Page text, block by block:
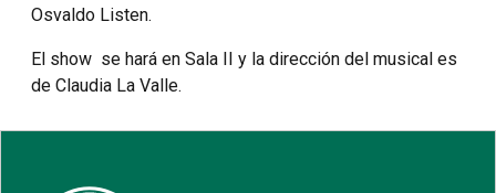
Osvaldo Listen.
El show se hará en Sala II y la dirección del musical es
de Claudia La Valle.